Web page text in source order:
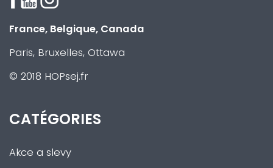
France, Belgique, Canada
Paris, Bruxelles, Ottawa
© 2018 HOPsej.fr
CATÉGORIES
Akce a slevy